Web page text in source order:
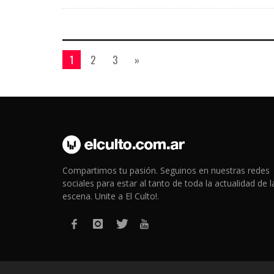
1 2 3 »
Compartimos tu pasión. Seguinos en nuestras redes
sociales para estar al tanto de toda la actualidad de
escena. Unite a El Culto!.